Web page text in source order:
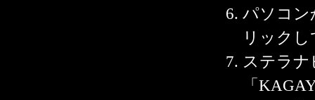
パソコン
リック
ステラナ
「